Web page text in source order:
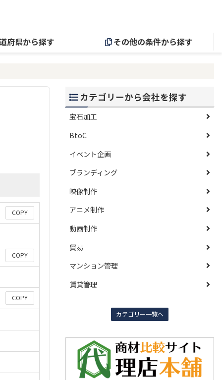
府県から探す その他の条件から探す
COPY
COPY
COPY
カテゴリーから会社を探す
宝石加工
BtoC
イベント企画
ブランディング
映像制作
アニメ制作
動画制作
貿易
マンション管理
賃貸管理
カテゴリー一覧へ